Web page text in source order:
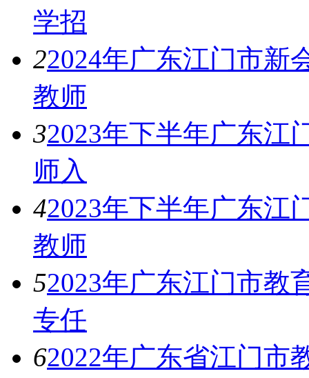
学招
22024年广东江门市新
教师
32023年下半年广东江
师入
42023年下半年广东江
教师
52023年广东江门市教
专任
62022年广东省江门市